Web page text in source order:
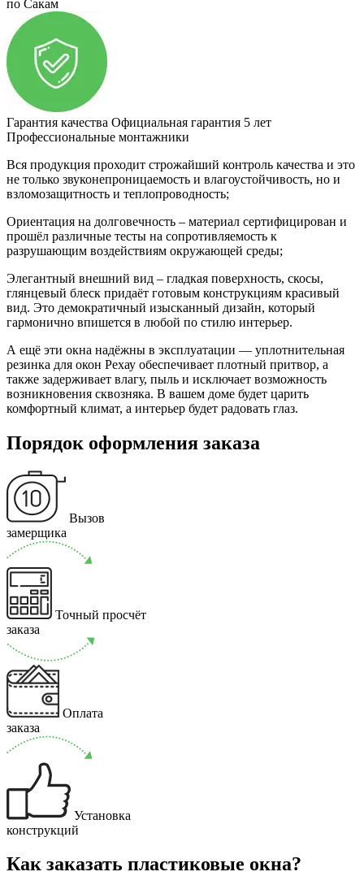
по Сакам
Гарантия качества Официальная гарантия 5 лет
Профессиональные монтажники
Вся продукция проходит строжайший контроль качества и это
не только звуконепроницаемость и влагоустойчивость, но и
взломозащитность и теплопроводность;
Ориентация на долговечность – материал сертифицирован и
прошёл различные тесты на сопротивляемость к
разрушающим воздействиям окружающей среды;
Элегантный внешний вид – гладкая поверхность, скосы,
глянцевый блеск придаёт готовым конструкциям красивый
вид. Это демократичный изысканный дизайн, который
гармонично впишется в любой по стилю интерьер.
А ещё эти окна надёжны в эксплуатации — уплотнительная
резинка для окон Рехау обеспечивает плотный притвор, а
также задерживает влагу, пыль и исключает возможность
возникновения сквозняка. В вашем доме будет царить
комфортный климат, а интерьер будет радовать глаз.
Порядок оформления заказа
Вызов
замерщика
Точный просчёт
заказа
Оплата
заказа
Установка
конструкций
Как заказать пластиковые окна?